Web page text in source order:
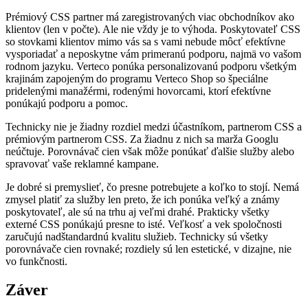
Prémiový CSS partner má zaregistrovaných viac obchodníkov ako
klientov (len v počte). Ale nie vždy je to výhoda. Poskytovateľ CSS
so stovkami klientov mimo vás sa s vami nebude môcť efektívne
vysporiadať a neposkytne vám primeranú podporu, najmä vo vašom
rodnom jazyku. Verteco ponúka personalizovanú podporu všetkým
krajinám zapojeným do programu Verteco Shop so špeciálne
pridelenými manažérmi, rodenými hovorcami, ktorí efektívne
ponúkajú podporu a pomoc.
Technicky nie je žiadny rozdiel medzi účastníkom, partnerom CSS a
prémiovým partnerom CSS. Za žiadnu z nich sa marža Googlu
neúčtuje. Porovnávač cien však môže ponúkať ďalšie služby alebo
spravovať vaše reklamné kampane.
Je dobré si premyslieť, čo presne potrebujete a koľko to stojí. Nemá
zmysel platiť za služby len preto, že ich ponúka veľký a známy
poskytovateľ, ale sú na trhu aj veľmi drahé. Prakticky všetky
externé CSS ponúkajú presne to isté. Veľkosť a vek spoločnosti
zaručujú nadštandardnú kvalitu služieb. Technicky sú všetky
porovnávače cien rovnaké; rozdiely sú len estetické, v dizajne, nie
vo funkčnosti.
Záver